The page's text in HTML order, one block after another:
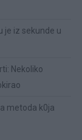
je iz sekunde u
Nekoliko
metoda k0ja